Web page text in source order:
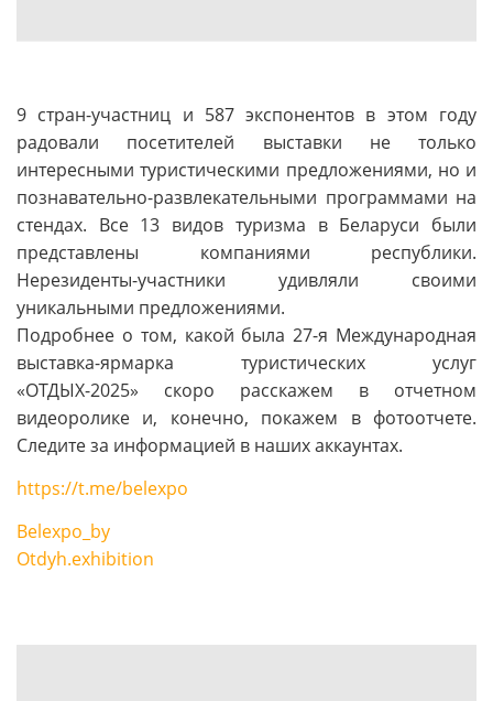
9 стран-участниц и 587 экспонентов в этом году
радовали посетителей выставки не только
интересными туристическими предложениями, но и
познавательно-развлекательными программами на
стендах. Все 13 видов туризма в Беларуси были
представлены компаниями республики.
Нерезиденты-участники удивляли своими
уникальными предложениями.
Подробнее о том, какой была 27-я Международная
выставка-ярмарка туристических услуг
«ОТДЫХ-2025» скоро расскажем в отчетном
видеоролике и, конечно, покажем в фотоотчете.
Следите за информацией в наших аккаунтах.
https://t.me/belexpo
Belexpo_by
Otdyh.exhibition